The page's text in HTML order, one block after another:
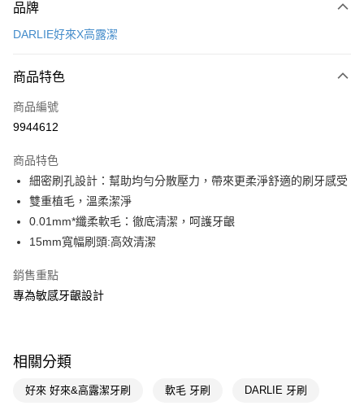
POYA支付
超商取貨付款
LINE Pay
街口支付
悠遊付
Google Pay
相關說明
【關於「AFTEE先享後付」】
２．便利：只要手機號碼，簡訊認證，即可結帳。
３．安心：先確認商品／服務後，再付款。
【「AFTEE先享後付」結帳流程】
每筆NT$65，滿NT$390(含以上)免運費
品牌
DARLIE好來X高露潔
商品特色
商品編號
9944612
商品特色
細密刷孔設計：幫助均勻分散壓力，帶來更柔淨舒適的刷牙感受
雙重植毛，溫柔潔淨
0.01mm*纖柔軟毛：徹底清潔，呵護牙齦
15mm寬幅刷頭:高效清潔
銷售重點
專為敏感牙齦設計
相關分類
好來 好來&高露潔牙刷 軟毛 牙刷 DARLIE 牙刷